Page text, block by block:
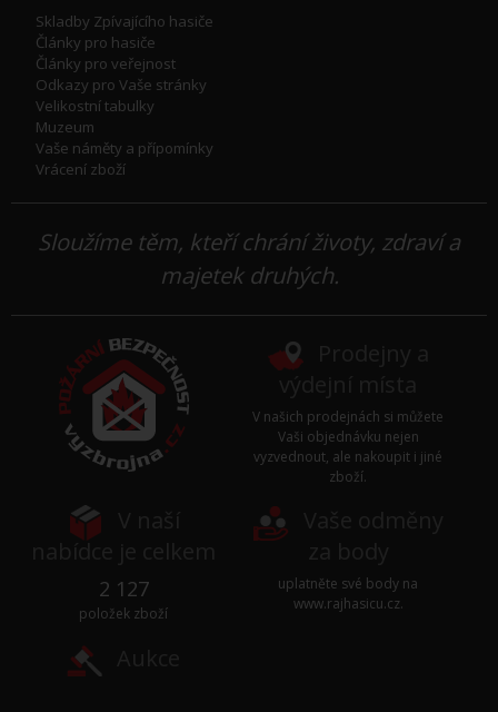
Skladby Zpívajícího hasiče
Články pro hasiče
Články pro veřejnost
Odkazy pro Vaše stránky
Velikostní tabulky
Muzeum
Vaše náměty a přípomínky
Vrácení zboží
Sloužíme těm, kteří chrání životy, zdraví a
majetek druhých.
V našich prodejnách si můžete
Vaši objednávku nejen
vyzvednout, ale nakoupit i jiné
zboží.
2 127
položek zboží
uplatněte své body na
www.rajhasicu.cz.